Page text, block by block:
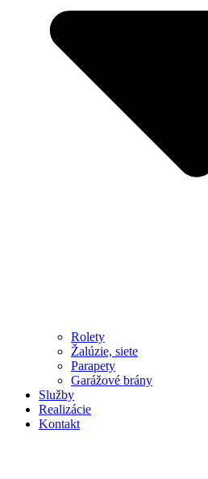
Rolety
Žalúzie, siete
Parapety
Garážové brány
Služby
Realizácie
Kontakt